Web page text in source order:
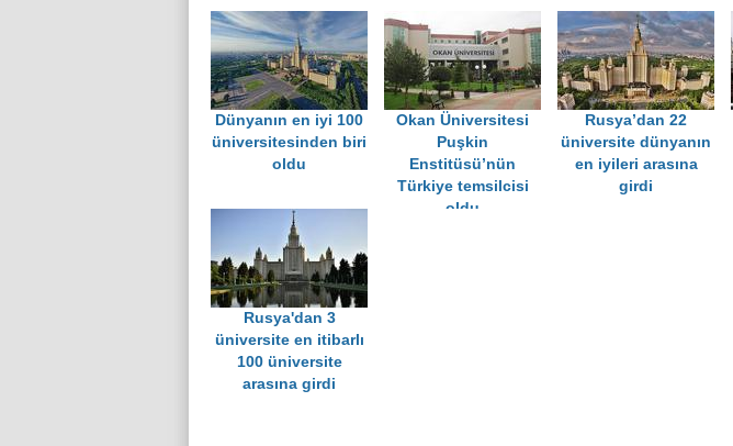
Dünyanın en iyi 100
üniversitesinden biri
oldu
Okan Üniversitesi
Puşkin
Enstitüsü’nün
Türkiye temsilcisi
oldu
Rusya’dan 22
üniversite dünyanın
en iyileri arasına
girdi
Rusya'dan 3
üniversite en itibarlı
100 üniversite
arasına girdi